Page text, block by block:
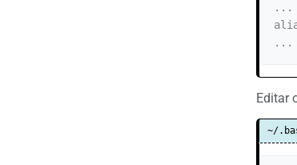
...
...
Editar
~/